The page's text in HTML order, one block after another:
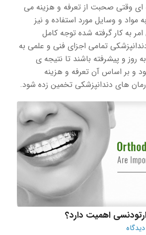
وقتی صحبت از تعرفه و هزینه می
مواد و‌ وسایل مورد استفاده و نیز
به کار گرفته شده توجه کامل
تمامی اجزای فنی و علمی به
به روز و پیشرفته باشند تا نتیجه ی
و بر اساس آن تعرفه و هزینه
های دندانپزشکی تخمین زده شود.
اهمیت دارد؟